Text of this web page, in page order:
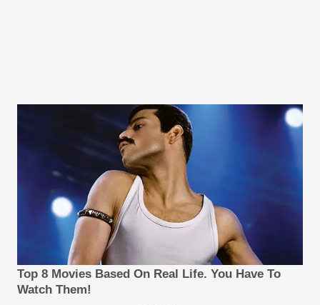
Top 8 Movies Based On Real Life. You Have To
Watch Them!